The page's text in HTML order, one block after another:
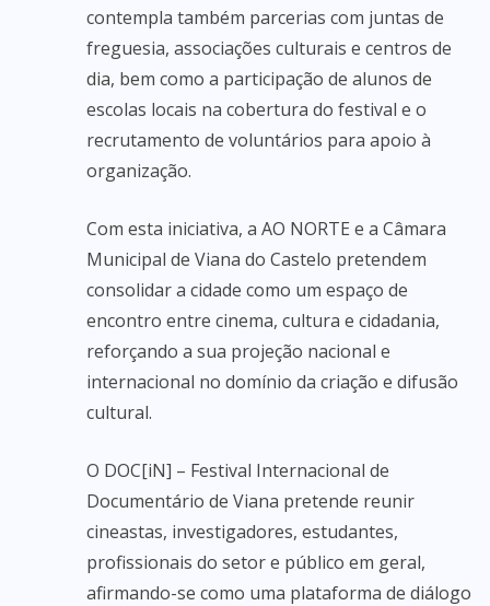
contempla também parcerias com juntas de
freguesia, associações culturais e centros de
dia, bem como a participação de alunos de
escolas locais na cobertura do festival e o
recrutamento de voluntários para apoio à
organização.
Com esta iniciativa, a AO NORTE e a Câmara
Municipal de Viana do Castelo pretendem
consolidar a cidade como um espaço de
encontro entre cinema, cultura e cidadania,
reforçando a sua projeção nacional e
internacional no domínio da criação e difusão
cultural.
O DOC[iN] – Festival Internacional de
Documentário de Viana pretende reunir
cineastas, investigadores, estudantes,
profissionais do setor e público em geral,
afirmando-se como uma plataforma de diálogo